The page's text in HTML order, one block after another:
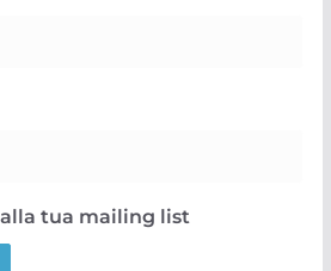
tua mailing list